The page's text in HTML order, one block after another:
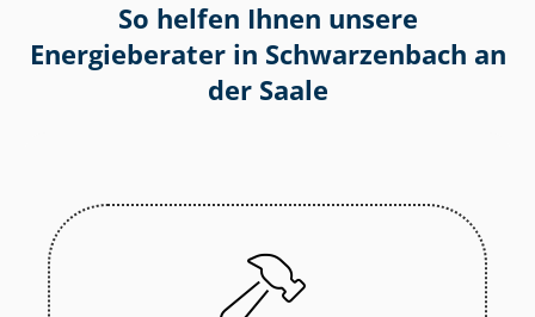
So helfen Ihnen unsere
Energieberater in Schwarzenbach an
der Saale